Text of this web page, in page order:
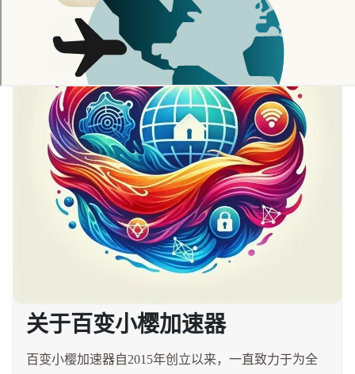
关于百变小樱加速器
百变小樱加速器自2015年创立以来，一直致力于为全